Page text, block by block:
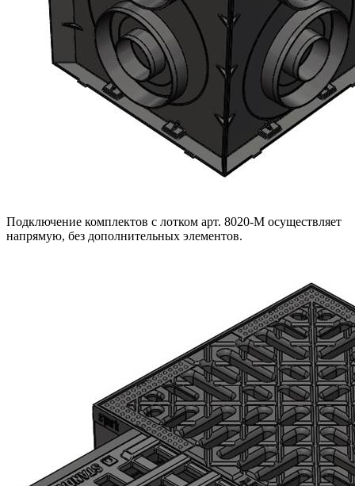
Подключение комплектов с лотком арт. 8020-М осуществляет
напрямую, без дополнительных элементов.